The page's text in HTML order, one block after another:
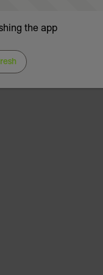
the app